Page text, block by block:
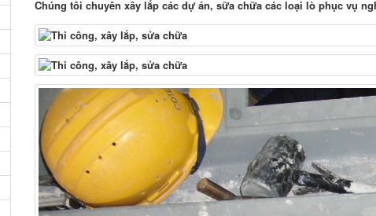
Chúng tôi chuyên xây lắp các dự án, sữa chữa các loại lò phục vụ